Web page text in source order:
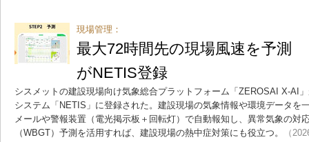
現場管理：
最大72時間先の現場風速を予測
がNETIS登録
シスメットの建設現場向け気象総合プラットフォーム「ZEROSAI X-AI
システム「NETIS」に登録された。建設現場の気象情報や環境データを
メールや警報装置（電光掲示板＋回転灯）で自動報知し、異常気象の対
（WBGT）予測を活用すれば、建設現場の熱中症対策にも役立つ。
（